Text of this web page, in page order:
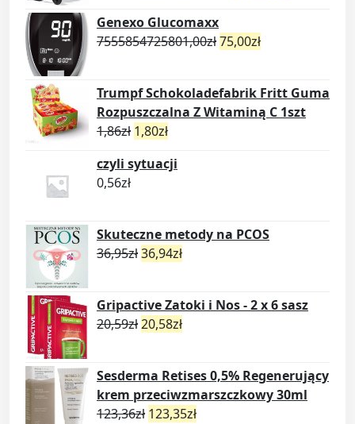
Genexo Glucomaxx
7555854725801,00zł75,00zł
Trumpf Schokoladefabrik Fritt Guma
Rozpuszczalna Z Witaminą C 1szt
1,86zł 1,80zł
czyli sytuacji
0,56zł
Skuteczne metody na PCOS
36,95zł36,94zł
Gripactive Zatoki i Nos - 2 x 6 sasz
20,59zł20,58zł
Sesderma Retises 0,5% Regenerujący
krem przeciwzmarszczkowy 30ml
123,36zł 123,35zł